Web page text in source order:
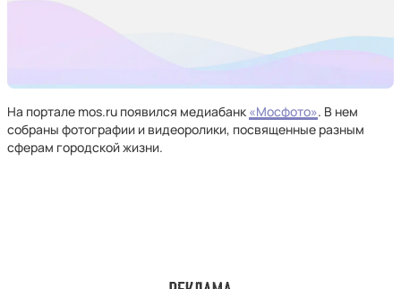
На портале mos.ru появился медиабанк «Мосфото». В нем
собраны фотографии и видеоролики, посвященные разным
сферам городской жизни.